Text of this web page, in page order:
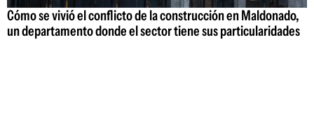
Cómo se vivió el conflicto de la construcción en Maldonado,
un departamento donde el sector tiene sus particularidades